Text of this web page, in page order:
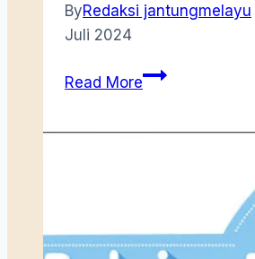
ByRedaksi jantungmelayu
Juli 2024
Read MorePerang
Tanjungpinang